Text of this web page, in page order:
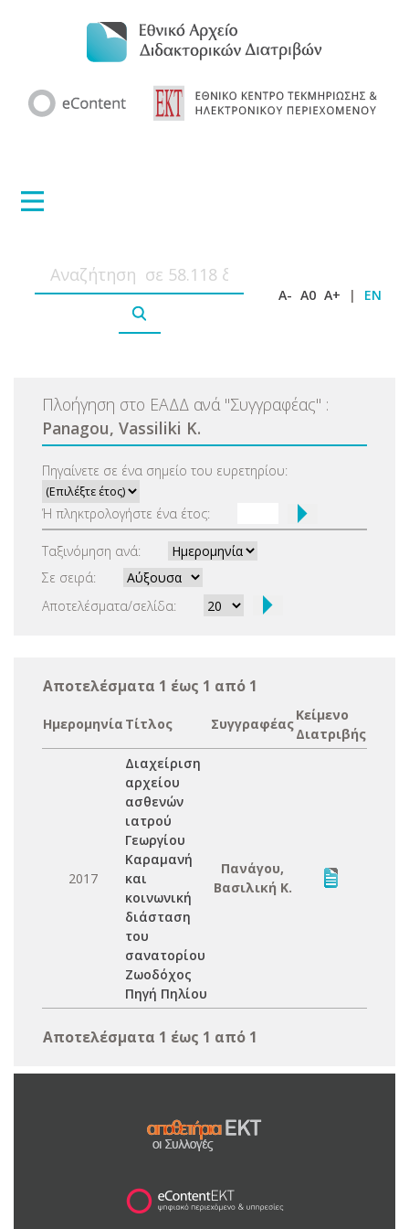
A- A0 A+ | EN
Πλοήγηση στο ΕΑΔΔ ανά "Συγγραφέας" :
Panagou, Vassiliki K.
Πηγαίνετε σε ένα σημείο του ευρετηρίου:
Ή πληκτρολογήστε ένα έτος:
Ταξινόμηση ανά:
Σε σειρά:
Αποτελέσματα/σελίδα:
Αποτελέσματα 1 έως 1 από 1
Ημερομηνία Τίτλος Συγγραφέας
Κείμενο
Διατριβής
2017
Διαχείριση
αρχείου
ασθενών
ιατρού
Γεωργίου
Καραμανή
και
κοινωνική
διάσταση
του
σανατορίου
Ζωοδόχος
Πηγή Πηλίου
Πανάγου,
Βασιλική Κ.
Αποτελέσματα 1 έως 1 από 1